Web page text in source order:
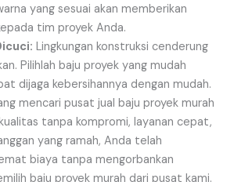
yang sesuai akan memberikan
tim proyek Anda.
Lingkungan konstruksi cenderung
Pilihlah baju proyek yang mudah
dijaga kebersihannya dengan mudah.
mencari pusat jual baju proyek murah
tanpa kompromi, layanan cepat,
yang ramah, Anda telah
biaya tanpa mengorbankan
baju proyek murah dari pusat kami.